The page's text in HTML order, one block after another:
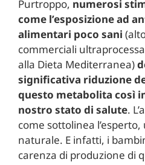
Purtroppo, numerosi
come l’esposizione ad
alimentari poco sani
commerciali
alla Dieta Mediterranea)
significativa riduzione
questo metabolita così
nostro stato di salute.
come sottolinea l’esperto,
naturale. E infatti, i
carenza di produzione di